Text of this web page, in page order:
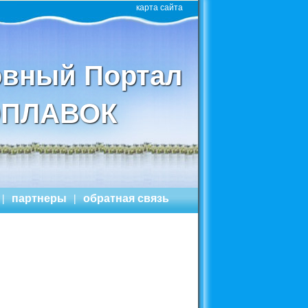
| партнеры | обратная связь
карта сайта
Портал